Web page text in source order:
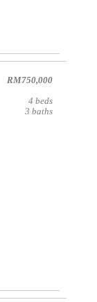
RM750,000
4 beds
3 baths